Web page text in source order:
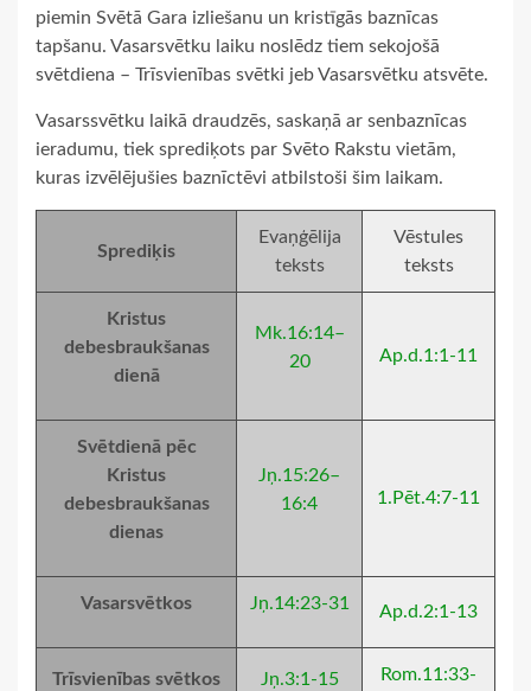
piemin Svētā Gara izliešanu un kristīgās baznīcas
tapšanu. Vasarsvētku laiku noslēdz tiem sekojošā
svētdiena – Trīsvienības svētki jeb Vasarsvētku atsvēte.
Vasarssvētku laikā draudzēs, saskaņā ar senbaznīcas
ieradumu, tiek sprediķots par Svēto Rakstu vietām,
kuras izvēlējušies baznīctēvi atbilstoši šim laikam.
Sprediķis
Evaņģēlija
teksts
Vēstules
teksts
Kristus
debesbraukšanas
dienā
Mk.16:14–
20
Ap.d.1:1-11
Svētdienā pēc
Kristus
debesbraukšanas
dienas
Jņ.15:26–
16:4
1.Pēt.4:7-11
Vasarsvētkos Jņ.14:23-31 Ap.d.2:1-13
Trīsvienības svētkos Jņ.3:1-15
Rom.11:33-